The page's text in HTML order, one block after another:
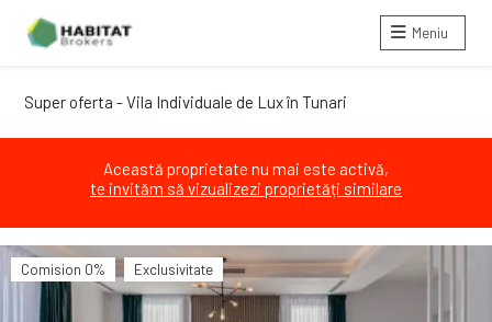
Meniu
Super oferta - Vila Individuale de Lux în Tunari
Această proprietate nu mai este activă,
te invităm să vizualizezi proprietăți similare
Comision 0% Exclusivitate